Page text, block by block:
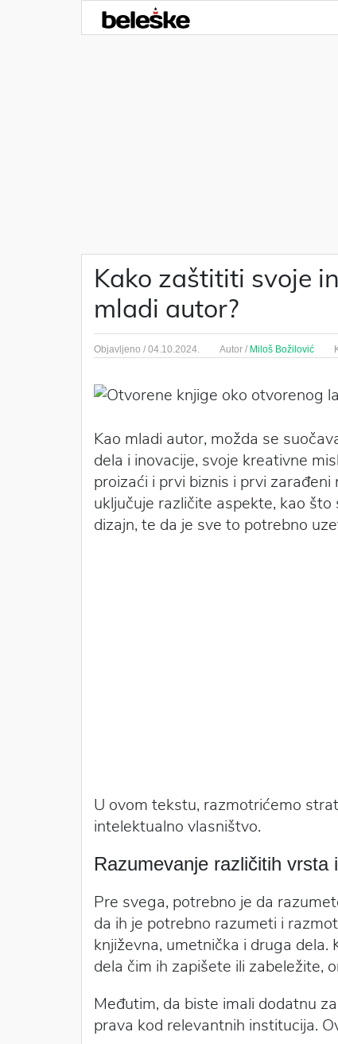
Kako zaštititi svoje
mladi autor?
Objavljeno / 04.10.2024. Autor / Miloš Božilović
Kao mladi autor, možda se
dela i inovacije, svoje kreativne
proizaći i prvi biznis i prvi
uključuje različite aspekte, kao
dizajn, te da je sve to potrebno
U ovom tekstu, razmotrićemo
intelektualno vlasništvo.
Razumevanje različitih vrsta
Pre svega, potrebno je da
da ih je potrebno razumeti i
književna, umetnička i druga
dela čim ih zapišete ili zabeležite,
Međutim, da biste imali dodatnu
prava kod relevantnih institucija.